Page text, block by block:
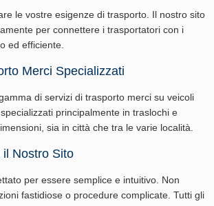
le vostre esigenze di trasporto. Il nostro sito
per connettere i trasportatori con i
ed efficiente.
Merci Specializzati
di servizi di trasporto merci su veicoli
principalmente in traslochi e
sia in città che tra le varie località.
Nostro Sito
per essere semplice e intuitivo. Non
fastidiose o procedure complicate. Tutti gli